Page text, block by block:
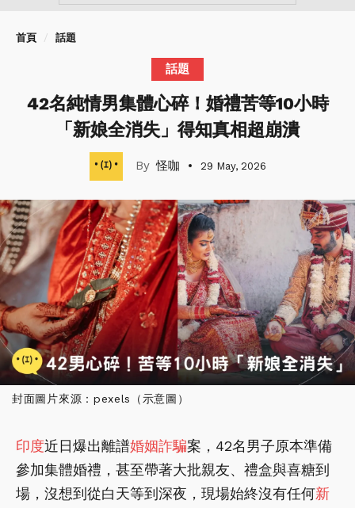
首頁 話題
話題
42名純情男集體心碎！婚禮苦等10小時
「新娘全消失」得知真相超崩潰
怪咖 29 May, 2026
封面圖片來源：pexels（示意圖）
印度近日爆出離譜婚姻詐騙案，42名男子原本準備
參加集體婚禮，甚至帶著大批親友、禮盒與喜糖到
場，沒想到從白天等到深夜，現場始終沒有任何新